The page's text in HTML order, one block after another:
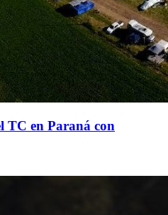
TC en Paraná con